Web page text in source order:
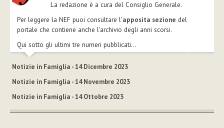
La redazione è a cura del Consiglio Generale.
Per leggere la NEF puoi consultare l’apposita sezione del
portale che contiene anche l'archivio degli anni scorsi.
Qui sotto gli ultimi tre numeri pubblicati...
Notizie in Famiglia - 14 Dicembre 2023
Notizie in Famiglia - 14 Novembre 2023
Notizie in Famiglia - 14 Ottobre 2023